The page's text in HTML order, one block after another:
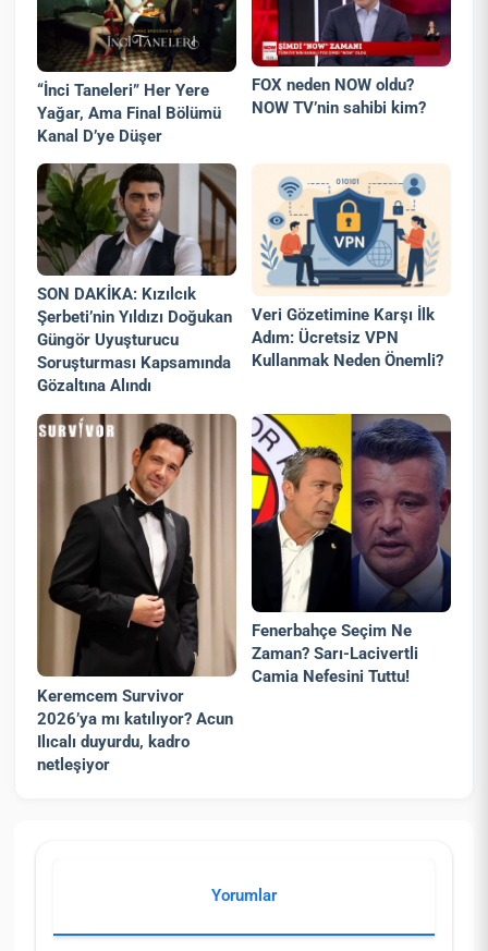
“İnci Taneleri” Her Yere
Yağar, Ama Final Bölümü
Kanal D’ye Düşer
FOX neden NOW oldu?
NOW TV’nin sahibi kim?
SON DAKİKA: Kızılcık
Şerbeti’nin Yıldızı Doğukan
Güngör Uyuşturucu
Soruşturması Kapsamında
Gözaltına Alındı
Veri Gözetimine Karşı İlk
Adım: Ücretsiz VPN
Kullanmak Neden Önemli?
Keremcem Survivor
2026’ya mı katılıyor? Acun
Ilıcalı duyurdu, kadro
netleşiyor
Fenerbahçe Seçim Ne
Zaman? Sarı-Lacivertli
Camia Nefesini Tuttu!
Yorumlar